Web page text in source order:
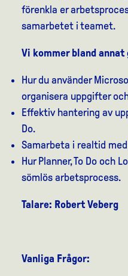
förenkla er
samarbetet i teamet.
Vi kommer bland annat
Hur du använder
organisera uppgifter
Effektiv hantering av
Do.
Samarbeta i realtid
Hur Planner, To Do och
sömlös arbetsprocess.
Talare: Robert Veberg
Vanliga Frågor: